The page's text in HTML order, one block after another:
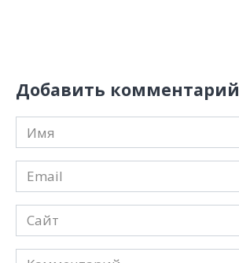
Добавить комментарий
Имя
*
Email
*
Сайт
Комментарий